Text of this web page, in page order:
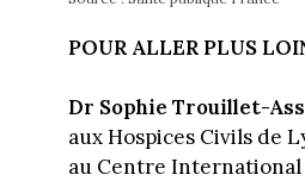
POUR ALLER PLUS
Dr Sophie Trouillet-
aux Hospices Civils de
au Centre International